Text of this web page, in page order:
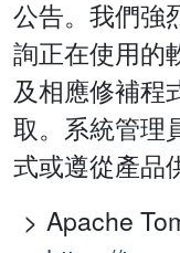
公告。我們強
詢正在使用的
及相應修補程
取。系統管理
式或遵從產品
Apache